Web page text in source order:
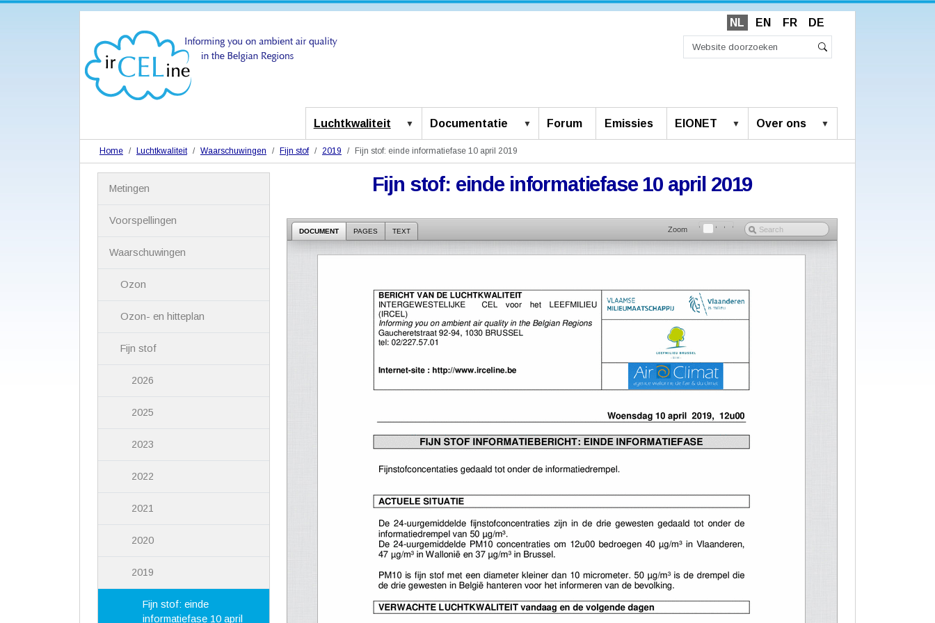
NL EN FR DE
Luchtkwaliteit Documentatie Forum Emissies EIONET Over ons
Home Luchtkwaliteit Waarschuwingen Fijn stof 2019 Fijn stof: einde informatiefase 10 april 2019
Fijn stof: einde informatiefase 10 april 2019
DOCUMENT PAGES TEXT Zoom
Metingen
Voorspellingen
Waarschuwingen
Ozon
Ozon- en hitteplan
Fijn stof
2026
2025
2023
2022
2021
2020
2019
Fijn stof: einde
informatiefase 10 april